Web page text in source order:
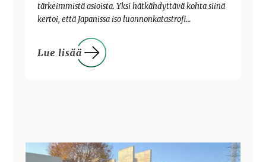
tärkeimmistä asioista. Yksi hätkähdyttävä kohta siinä
kertoi, että Japanissa iso luonnonkatastrofi…